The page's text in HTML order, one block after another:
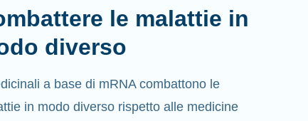
le malattie in
diverso
a base di mRNA combattono le
in modo diverso rispetto alle medicine